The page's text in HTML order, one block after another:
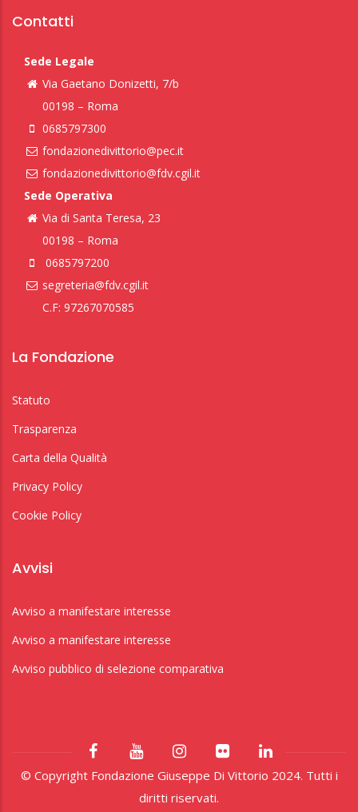
Contatti
Sede Legale
Via Gaetano Donizetti, 7/b
00198 – Roma
0685797300
fondazionedivittorio@pec.it
fondazionedivittorio@fdv.cgil.it
Sede Operativa
Via di Santa Teresa, 23
00198 – Roma
0685797200
segreteria@fdv.cgil.it
C.F: 97267070585
La Fondazione
Statuto
Trasparenza
Carta della Qualità
Privacy Policy
Cookie Policy
Avvisi
Avviso a manifestare interesse
Avviso a manifestare interesse
Avviso pubblico di selezione comparativa
© Copyright Fondazione Giuseppe Di Vittorio 2024. Tutti i
diritti riservati.